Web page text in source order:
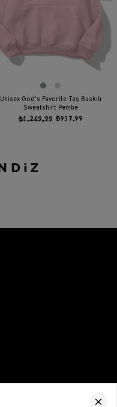
Unisex God's Favorite Taş Baskılı
Sweatshirt Pembe
₺937,99
₺1.249,99